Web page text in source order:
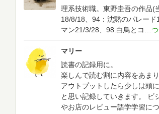
理系技術職。東野圭吾の作品(
18/8/18、94：沈黙のパレー
マン21/3/28、98:白鳥とコ
マリー
読書の記録用に。
楽しんで読む割に内容をあま
アウトプットしたら少しは頭
と思い記録していきます。
ビ
やお店のレビュー語学学習に